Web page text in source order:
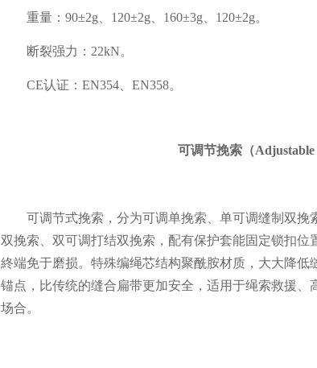
重量：90±2g、120±2g、160±3g、120±2g。
断裂强力：22kN。
CE认证：EN354、EN358。
可调节挽索（Adjustable
可调节式挽索，分为可调单挽索、单可调缝制双挽
双挽索、双可调打结双挽索，配有保护套能固定锁扣位
終端免于磨损。特殊编绳芯结构聚酰胺材质，大大降低
锚点，比传统的缝合扁带更加安全，适用于绳索救援、
场合。